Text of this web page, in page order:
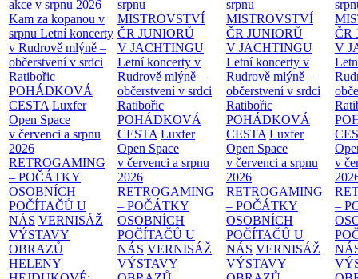
akce v srpnu 2026
Kam za kopanou v
srpnu Letní koncerty
v Rudrově mlýně –
občerstvení v srdci
Ratibořic
POHÁDKOVÁ
CESTA Luxfer
Open Space
v červenci a srpnu
2026
RETROGAMING
– POČÁTKY
OSOBNÍCH
POČÍTAČŮ U
NÁS VERNISÁŽ
VÝSTAVY
OBRAZŮ
HELENY
srpnu
MISTROVSTVÍ
ČR JUNIORŮ
V JACHTINGU
Letní koncerty v
Rudrově mlýně –
občerstvení v srdci
Ratibořic
POHÁDKOVÁ
CESTA Luxfer
Open Space
v červenci a srpnu
2026
RETROGAMING
– POČÁTKY
OSOBNÍCH
POČÍTAČŮ U
NÁS VERNISÁŽ
VÝSTAVY
srpnu
MISTROVSTVÍ
ČR JUNIORŮ
V JACHTINGU
Letní koncerty v
Rudrově mlýně –
občerstvení v srdci
Ratibořic
POHÁDKOVÁ
CESTA Luxfer
Open Space
v červenci a srpnu
2026
RETROGAMING
– POČÁTKY
OSOBNÍCH
POČÍTAČŮ U
NÁS VERNISÁŽ
VÝSTAVY
ČR
V
v
–